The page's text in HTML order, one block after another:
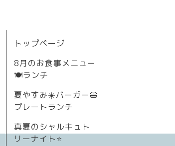
トップページ
8月のお食事メニュー
🍽ランチ
夏やすみ☀️バーガー🍔
プレートランチ
真夏のシャルキュト
リーナイト⭐